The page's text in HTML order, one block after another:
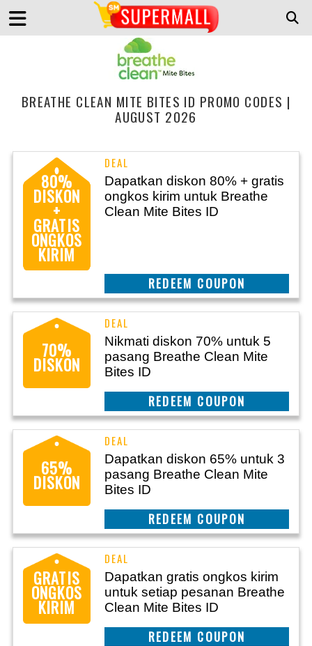
BREATHE CLEAN MITE BITES ID PROMO CODES |
AUGUST 2026
80%
DISKON
+
GRATIS
ONGKOS
KIRIM
Dapatkan diskon 80% + gratis
ongkos kirim untuk Breathe
Clean Mite Bites ID
REEDEM COUPON
70%
DISKON
Nikmati diskon 70% untuk 5
pasang Breathe Clean Mite
Bites ID
REEDEM COUPON
65%
DISKON
Dapatkan diskon 65% untuk 3
pasang Breathe Clean Mite
Bites ID
REEDEM COUPON
GRATIS
ONGKOS
KIRIM
Dapatkan gratis ongkos kirim
untuk setiap pesanan Breathe
Clean Mite Bites ID
REEDEM COUPON